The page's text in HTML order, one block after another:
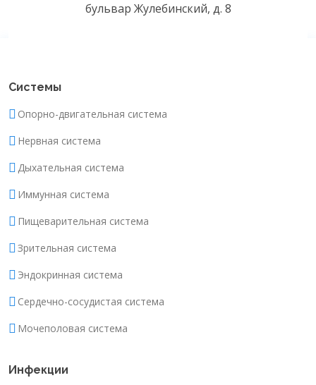
бульвар Жулебинский, д. 8
Системы
Опорно-двигательная система
Нервная система
Дыхательная система
Иммунная система
Пищеварительная система
Зрительная система
Эндокринная система
Сердечно-сосудистая система
Мочеполовая система
Инфекции